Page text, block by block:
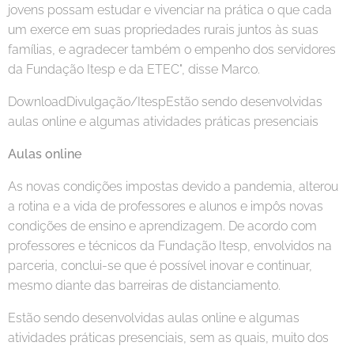
jovens possam estudar e vivenciar na prática o que cada
um exerce em suas propriedades rurais juntos às suas
famílias, e agradecer também o empenho dos servidores
da Fundação Itesp e da ETEC", disse Marco.
DownloadDivulgação/ItespEstão sendo desenvolvidas
aulas online e algumas atividades práticas presenciais
Aulas online
As novas condições impostas devido a pandemia, alterou
a rotina e a vida de professores e alunos e impôs novas
condições de ensino e aprendizagem. De acordo com
professores e técnicos da Fundação Itesp, envolvidos na
parceria, conclui-se que é possível inovar e continuar,
mesmo diante das barreiras de distanciamento.
Estão sendo desenvolvidas aulas online e algumas
atividades práticas presenciais, sem as quais, muito dos